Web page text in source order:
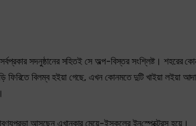
সদনুষ্ঠানের সহিতই সে অল্প-বিস্তর সংশ্লিষ্ট। শহরের
ফিরিতে বিলম্ব হইয়া গেছে, এখন কোনমতে দুটি খাইয়া লইয়া
আসছেন এখানকার মেয়ে-ইস্কুলের ইন্‌স্পেক্ট্রেস হয়ে।